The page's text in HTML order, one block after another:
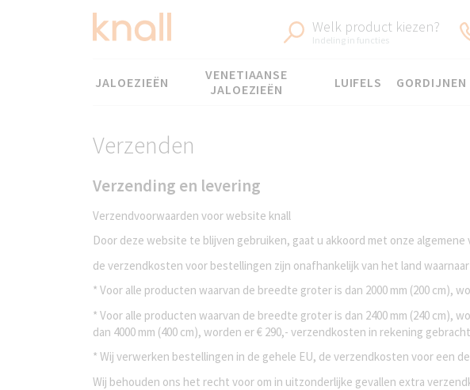
Welk product kiezen?
Indeling in functies
Menu
JALOEZIEËN
VENETIAANSE
JALOEZIEËN
LUIFELS GORDIJNEN
Verzenden
Verzending en levering
Verzendvoorwaarden voor website knall
Door deze website te blijven gebruiken, gaat u akkoord met onze algemene
de verzendkosten voor bestellingen zijn onafhankelijk van het land
* Voor alle producten waarvan de breedte groter is dan 2000 mm (200 cm),
* Voor alle producten waarvan de breedte groter is dan 2400 mm (240
dan 4000 mm (400 cm), worden er € 290,- verzendkosten in rekening
* Wij verwerken bestellingen in de gehele EU, de verzendkosten voor een
Wij behouden ons het recht voor om in uitzonderlijke gevallen extra